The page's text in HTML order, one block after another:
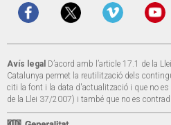
Avís legal D’acord amb l’article 17.1 de la
Catalunya permet la reutilització dels
citi la font i la data d'actualització i que no
de la Llei 37/2007) i també que no es